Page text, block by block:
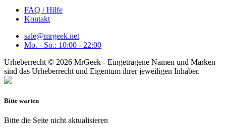
FAQ / Hilfe
Kontakt
sale@mrgeek.net
Mo. - So.: 10:00 - 22:00
Urheberrecht © 2026 MrGeek - Eingetragene Namen und Marken
sind das Urheberrecht und Eigentum ihrer jeweiligen Inhaber.
Bitte warten
Bitte die Seite nicht aktualisieren